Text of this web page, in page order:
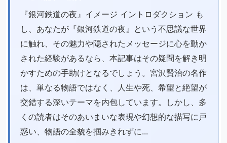
『銀河鉄道の夜』イメージ イントロダクション も
し、あなたが『銀河鉄道の夜』という不思議な世界
に触れ、その魅力や隠されたメッセージに心を動か
された経験があるなら、本記事はその疑問を解き明
かすための手助けとなるでしょう。宮沢賢治の名作
は、単なる物語ではなく、人生や死、希望と絶望が
交錯する深いテーマを内包しています。しかし、多
くの読者はそのあいまいな表現や幻想的な描写に戸
惑い、物語の全貌を掴みきれずに...